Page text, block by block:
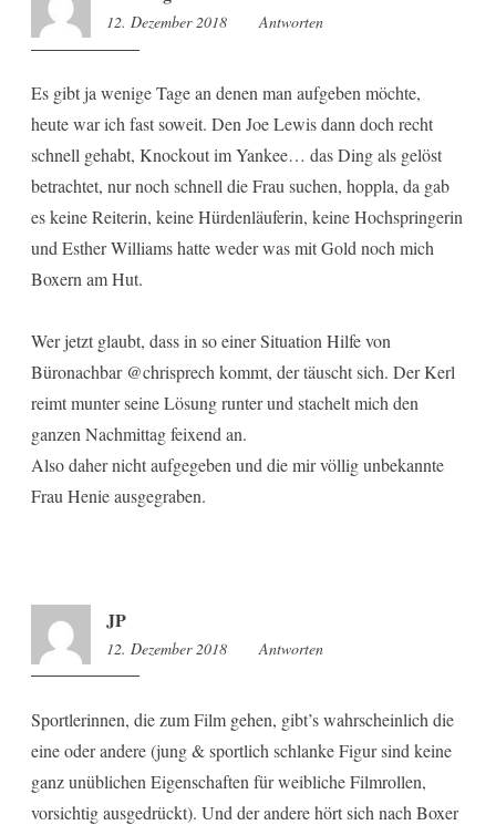
12. Dezember 2018 15:16
Antworten
Es gibt ja wenige Tage an denen man aufgeben möchte,
heute war ich fast soweit. Den Joe Lewis dann doch recht
schnell gehabt, Knockout im Yankee… das Ding als gelöst
betrachtet, nur noch schnell die Frau suchen, hoppla, da gab
es keine Reiterin, keine Hürdenläuferin, keine Hochspringerin
und Esther Williams hatte weder was mit Gold noch mich
Boxern am Hut.
Wer jetzt glaubt, dass in so einer Situation Hilfe von
Büronachbar @chrisprech kommt, der täuscht sich. Der Kerl
reimt munter seine Lösung runter und stachelt mich den
ganzen Nachmittag feixend an.
Also daher nicht aufgegeben und die mir völlig unbekannte
Frau Henie ausgegraben.
JP
12. Dezember 2018 16:12
Antworten
Sportlerinnen, die zum Film gehen, gibt’s wahrscheinlich die
eine oder andere (jung & sportlich schlanke Figur sind keine
ganz unüblichen Eigenschaften für weibliche Filmrollen,
vorsichtig ausgedrückt). Und der andere hört sich nach Boxer